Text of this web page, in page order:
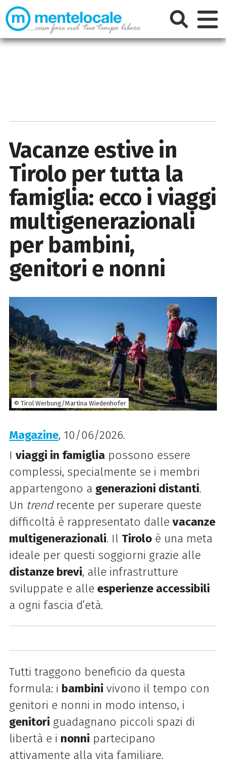
Vacanze estive in
Tirolo per tutta la
famiglia: ecco i viaggi
multigenerazionali
per bambini,
genitori e nonni
© Tirol Werbung/Martina Wiedenhofer
Magazine, 10/06/2026.
I viaggi in famigliapossono essere
complessi, specialmente se i membri
appartengono a generazioni distanti.
Un trendrecente per superare queste
difficoltà è rappresentato dalle vacanze
multigenerazionali. Il Tiroloè una meta
ideale per questi soggiorni grazie alle
distanze brevi, alle infrastrutture
sviluppate e alle esperienze accessibili
a ogni fascia d’età.
Tutti traggono beneficio da questa
formula: i bambini vivono il tempo con
genitori e nonni in modo intenso, i
genitori guadagnano piccoli spazi di
libertà e i nonni partecipano
attivamente alla vita familiare.